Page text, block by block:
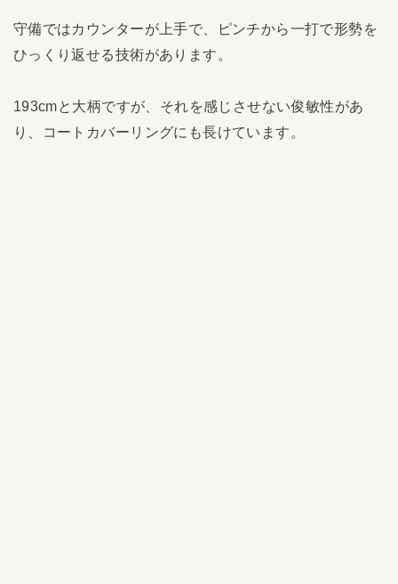
守備ではカウンターが上手で、ピンチから一打で形勢を
ひっくり返せる技術があります。
193cmと大柄ですが、それを感じさせない俊敏性があ
り、コートカバーリングにも長けています。